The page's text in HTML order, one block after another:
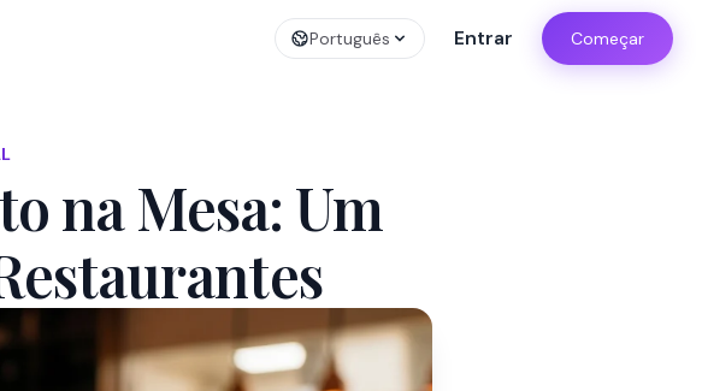
Português Entrar Começar
na Mesa: Um